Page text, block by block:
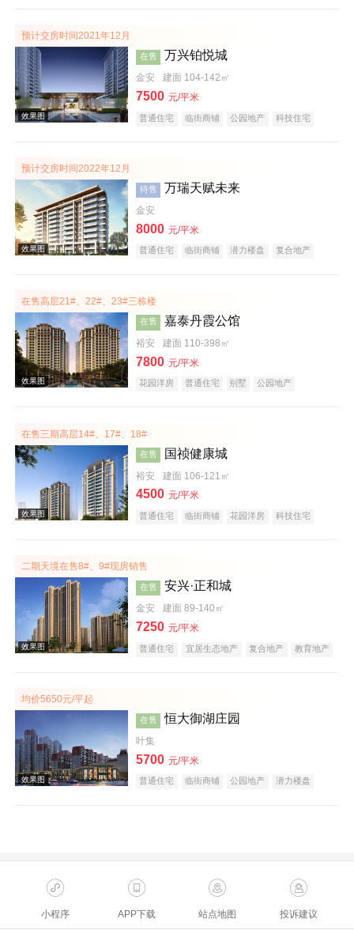
效果图
效果图
效果图
效果图
预计交房时间2021年12月
在售 万兴铂悦城
金安 建面 104-142㎡
7500 元/平米
普通住宅 临街商铺 公园地产
科技住宅
预计交房时间2022年12月
待售 万瑞天赋未来
金安
8000 元/平米
普通住宅 临街商铺 潜力楼盘
复合地产
在售高层21#、22#、23#三栋楼
在售 嘉泰丹霞公馆
裕安 建面 110-398㎡
7800 元/平米
花园洋房 普通住宅 别墅
公园地产
在售三期高层14#、17#、18#
在售 国祯健康城
裕安 建面 106-121㎡
4500 元/平米
普通住宅 临街商铺 花园洋房
科技住宅
二期天境在售8#、9#现房销售
在售 安兴·正和城
金安 建面 89-140㎡
7250 元/平米
普通住宅 宜居生态地产 复合地产
教育地产
均价5650元/平起
在售 恒大御湖庄园
叶集
5700 元/平米
普通住宅 临街商铺 公园地产
潜力楼盘
小程序 APP下载 站点地图 投诉建议